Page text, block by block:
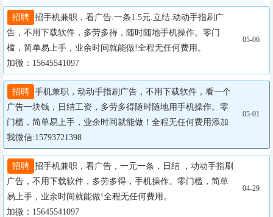
招聘 招手机兼职，看广告.一条1.5元.立结.动动手指刷广
告，不用下载软件，多劳多得，随时随地手机操作。零门
槛，简单易上手，业余时间就能做!全程无任何费用。
加微：15645541097
05-06
招聘 手机兼职，动动手指刷广告，不用下载软件，看一个
广告一块钱，日结工资，多劳多得随时随地用手机操作。零
门槛，简单易上手，业余时间就能做！全程无任何费用添加
我微信:15793721398
05-01
招聘 招手机兼职，看广告，一元一条，日结	，动动手指刷
广告，不用下载软件，多劳多得，手机操作。零门槛，简单
易上手，业余时间就能做!全程无任何费用。
加微：15645541097
04-29